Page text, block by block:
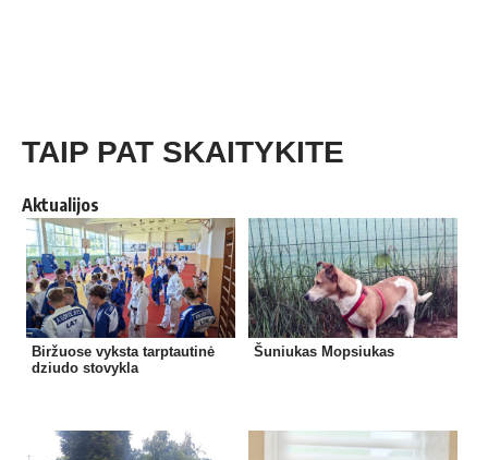
TAIP PAT SKAITYKITE
Aktualijos
Biržuose vyksta tarptautinė
dziudo stovykla
Šuniukas Mopsiukas